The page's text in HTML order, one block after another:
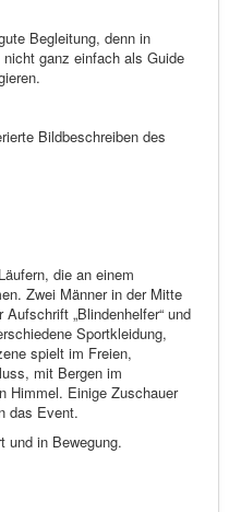
Begleitung, denn in
ganz einfach als Guide
Bildbeschreiben des
die an einem
Zwei Männer in der Mitte
„Blindenhelfer“ und
Sportkleidung,
spielt im Freien,
mit Bergen im
Himmel. Einige Zuschauer
das Event.
und in Bewegung.